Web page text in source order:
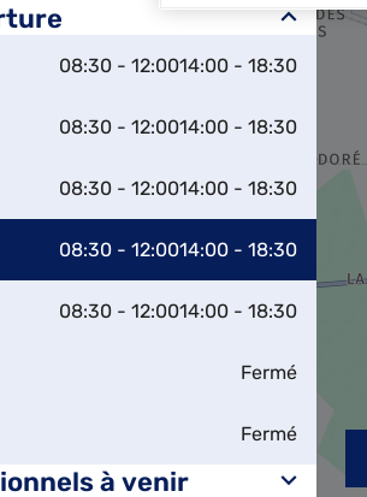
08:30 - 12:0014:00 - 18:30
08:30 - 12:0014:00 - 18:30
08:30 - 12:0014:00 - 18:30
08:30 - 12:0014:00 - 18:30
08:30 - 12:0014:00 - 18:30
Fermé
Fermé
à venir